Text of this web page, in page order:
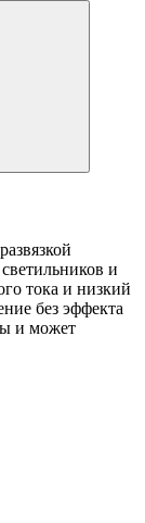
и
тока и низкий
без эффекта
и может